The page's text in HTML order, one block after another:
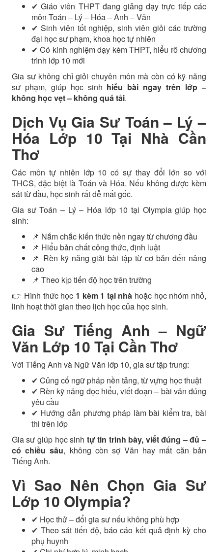
✔ Giáo viên THPT đang giảng dạy trực tiếp các
môn Toán – Lý – Hóa – Anh – Văn
✔ Sinh viên tốt nghiệp, sinh viên giỏi các trường
đại học sư phạm, khoa học tự nhiên
✔ Có kinh nghiệm dạy kèm THPT, hiểu rõ chương
trình lớp 10 mới
Gia sư không chỉ giỏi chuyên môn mà còn có kỹ năng
sư phạm, giúp học sinh hiểu bài ngay trên lớp –
không học vẹt – không quá tải.
Dịch Vụ Gia Sư Toán – Lý –
Hóa Lớp 10 Tại Nhà Cần
Thơ
Các môn tự nhiên lớp 10 có sự thay đổi lớn so với
THCS, đặc biệt là Toán và Hóa. Nếu không được kèm
sát từ đầu, học sinh rất dễ mất gốc.
Gia sư Toán – Lý – Hóa lớp 10 tại Olympia giúp học
sinh:
📌 Nắm chắc kiến thức nền ngay từ chương đầu
📌 Hiểu bản chất công thức, định luật
📌 Rèn kỹ năng giải bài tập từ cơ bản đến nâng
cao
📌 Theo kịp tiến độ học trên trường
👉 Hình thức học 1 kèm 1 tại nhà hoặc học nhóm nhỏ,
linh hoạt thời gian theo lịch học của học sinh.
Gia Sư Tiếng Anh – Ngữ
Văn Lớp 10 Tại Cần Thơ
Với Tiếng Anh và Ngữ Văn lớp 10, gia sư tập trung:
✔ Củng cố ngữ pháp nền tảng, từ vựng học thuật
✔ Rèn kỹ năng đọc hiểu, viết đoạn – bài văn đúng
yêu cầu
✔ Hướng dẫn phương pháp làm bài kiểm tra, bài
thi trên lớp
Gia sư giúp học sinh tự tin trình bày, viết đúng – đủ –
có chiều sâu, không còn sợ Văn hay mất căn bản
Tiếng Anh.
Vì Sao Nên Chọn Gia Sư
Lớp 10 Olympia?
✔ Học thử – đổi gia sư nếu không phù hợp
✔ Theo sát tiến độ, báo cáo kết quả định kỳ cho
phụ huynh